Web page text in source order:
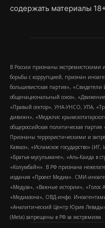
содержать материалы
В России признаны
борьбы с коррупцией, признан
большевистская партия»,
общенациональный союз»,
«Правый сектор», УНА-УНСО, УПА,
дивижн», «Меджлис
общероссийская политическая
Признаны террористическими и
Кавказ», «Исламское государство»
«Братья-мусульмане», «Аль-Каида в
«Колумбайн». В РФ признана
издания «Проект Медиа». СМИ-
«Медуза», «Важные истории», «Голос
«Медиазона», ОВД-инфо.
«Аналитический Центр Юрия
(Metа) запрещены в РФ за экстремизм.